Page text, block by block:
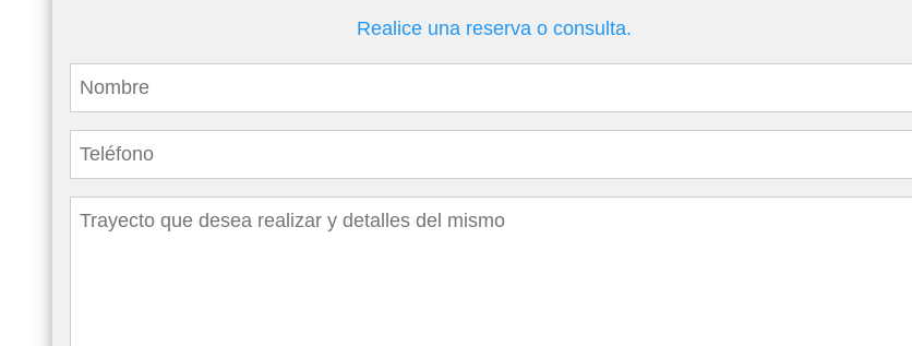
Realice una reserva o consulta.